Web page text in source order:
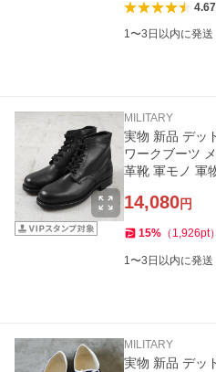
4.67
1〜3日以内に発送
MILITARY
実物 新品 デッ
ワークブーツ
革靴 軍モノ 軍
14,080円
15% （ 1,926pt）
1〜3日以内に発送
MILITARY
実物 新品 デッ